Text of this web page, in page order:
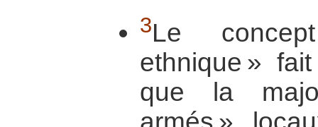
3Le
ethnique »
que la